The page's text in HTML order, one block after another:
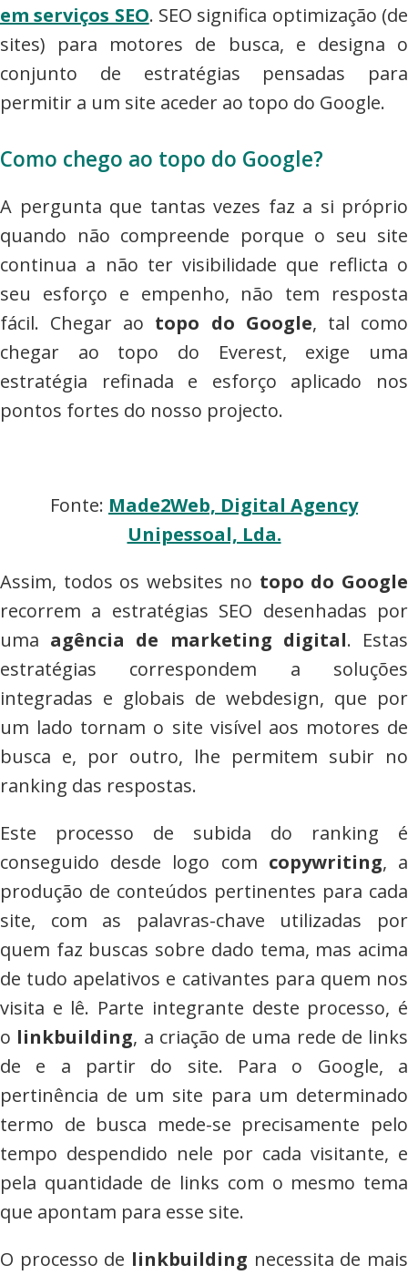
em serviços SEO. SEO significa optimização (de
sites) para motores de busca, e designa o
conjunto de estratégias pensadas para
permitir a um site aceder ao topo do Google.
Como chego ao topo do Google?
A pergunta que tantas vezes faz a si próprio
quando não compreende porque o seu site
continua a não ter visibilidade que reflicta o
seu esforço e empenho, não tem resposta
fácil. Chegar ao topo do Google, tal como
chegar ao topo do Everest, exige uma
estratégia refinada e esforço aplicado nos
pontos fortes do nosso projecto.
Fonte: Made2Web, Digital Agency
Unipessoal, Lda.
Assim, todos os websites no topo do Google
recorrem a estratégias SEO desenhadas por
uma agência de marketing digital. Estas
estratégias correspondem a soluções
integradas e globais de webdesign, que por
um lado tornam o site visível aos motores de
busca e, por outro, lhe permitem subir no
ranking das respostas.
Este processo de subida do ranking é
conseguido desde logo com copywriting, a
produção de conteúdos pertinentes para cada
site, com as palavras-chave utilizadas por
quem faz buscas sobre dado tema, mas acima
de tudo apelativos e cativantes para quem nos
visita e lê. Parte integrante deste processo, é
o linkbuilding, a criação de uma rede de links
de e a partir do site. Para o Google, a
pertinência de um site para um determinado
termo de busca mede-se precisamente pelo
tempo despendido nele por cada visitante, e
pela quantidade de links com o mesmo tema
que apontam para esse site.
O processo de linkbuilding necessita de mais